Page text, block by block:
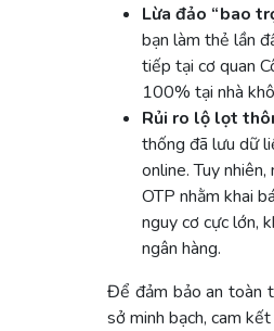
Lừa đảo “bao
bạn làm thẻ lần
tiếp tại cơ quan
100% tại nhà
Rủi ro lộ lọt
thống đã lưu dữ
online. Tuy
OTP nhằm khai
nguy cơ cực lớn,
ngân hàng.
Để đảm bảo an toàn
sở minh bạch, cam